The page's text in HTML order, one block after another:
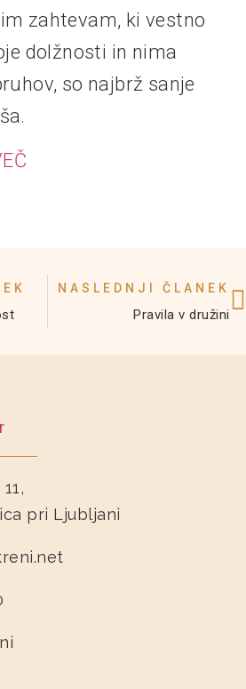
zahtevam, ki vestno
dolžnosti in nima
so najbrž sanje
NASLEDNJI ČLANEK
Pravila v družini
pri Ljubljani